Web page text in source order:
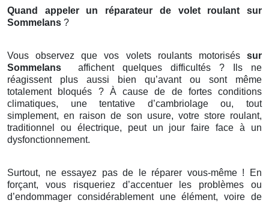
Quand appeler un réparateur de volet roulant
sur
Sommelans ?
Vous observez que vos volets roulants motorisés sur
Sommelans
affichent quelques difficultés ? Ils ne
réagissent plus aussi bien qu’avant ou sont même
totalement bloqués ? À cause de de fortes conditions
climatiques, une tentative d’cambriolage ou, tout
simplement, en raison de son usure, votre store roulant,
traditionnel ou électrique, peut un jour faire face à un
dysfonctionnement.
Surtout, ne essayez pas de le réparer vous-même ! En
forçant, vous risqueriez d’accentuer les problèmes ou
d’endommager considérablement une élément, voire de